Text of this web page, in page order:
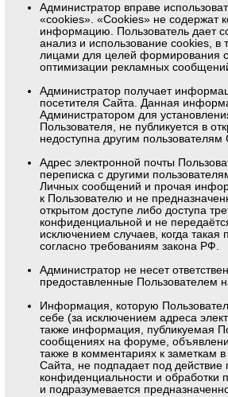
Администратор вправе
«cookies». «Cookies» не содержат
информацию. Пользователь дает
анализ и использование cookies, в
лицами для целей формирования
оптимизации рекламных
Администратор получает
посетителя Сайта. Данная
Администратором для
Пользователя, не публикуется в
недоступна другим пользователям
Адрес электронной почты
переписка с другими
Личных сообщений и прочая
к Пользователю и не
открытом доступе либо доступа
конфиденциальной и не
исключением случаев, когда
согласно требованиям закона РФ.
Администратор не несет
предоставленные Пользователем
Информация, которую
себе (за исключением адреса
также информация, публикуемая
сообщениях на форуме,
также в комментариях к заметкам
Сайта, не подпадает под действие
конфиденциальности и обработки
и подразумевается